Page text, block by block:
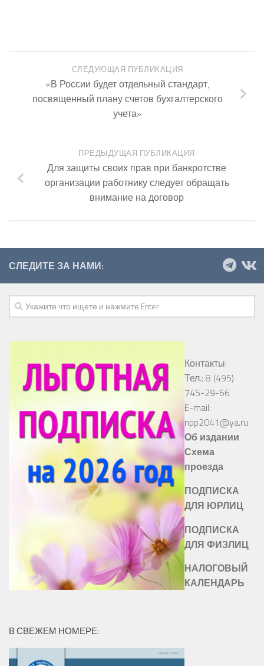
СЛЕДУЮЩАЯ ПУБЛИКАЦИЯ
«В России будет отдельный стандарт,
посвященный плану счетов бухгалтерского
учета»
ПРЕДЫДУЩАЯ ПУБЛИКАЦИЯ
Для защиты своих прав при банкротстве
организации работнику следует обращать
внимание на договор
СЛЕДИТЕ ЗА НАМИ:
Контакты:
Тел.: 8 (495)
745-29-66
E-mail:
npp2041@ya.ru
Об издании
Схема
проезда
ПОДПИСКА
ДЛЯ ЮРЛИЦ
ПОДПИСКА
ДЛЯ ФИЗЛИЦ
НАЛОГОВЫЙ
КАЛЕНДАРЬ
В СВЕЖЕМ НОМЕРЕ: